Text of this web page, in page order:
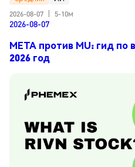
2026-08-07
5-10м
2026-08-07
META против MU: гид
2026 год